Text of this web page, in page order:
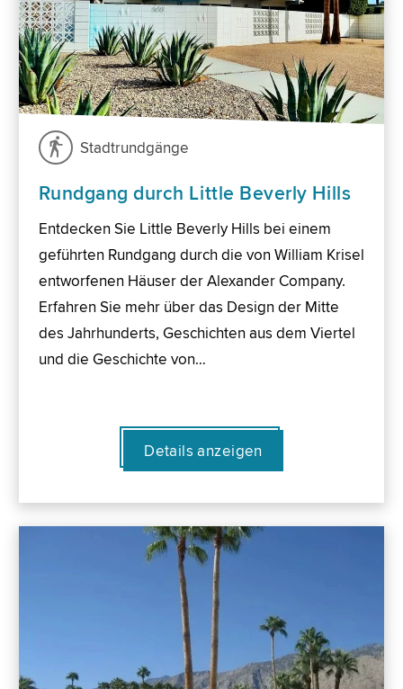
Stadtrundgänge
Rundgang durch Little Beverly Hills
Entdecken Sie Little Beverly Hills bei einem
geführten Rundgang durch die von William Krisel
entworfenen Häuser der Alexander Company.
Erfahren Sie mehr über das Design der Mitte
des Jahrhunderts, Geschichten aus dem Viertel
und die Geschichte von…
Details anzeigen